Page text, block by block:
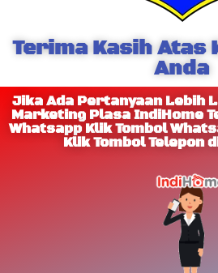
Terima Kasih Atas
Anda
Jika Ada Pertanyaan Lebih
Marketing Plasa IndiHome
Whatsapp Klik Tombol
Klik Tombol Telepon